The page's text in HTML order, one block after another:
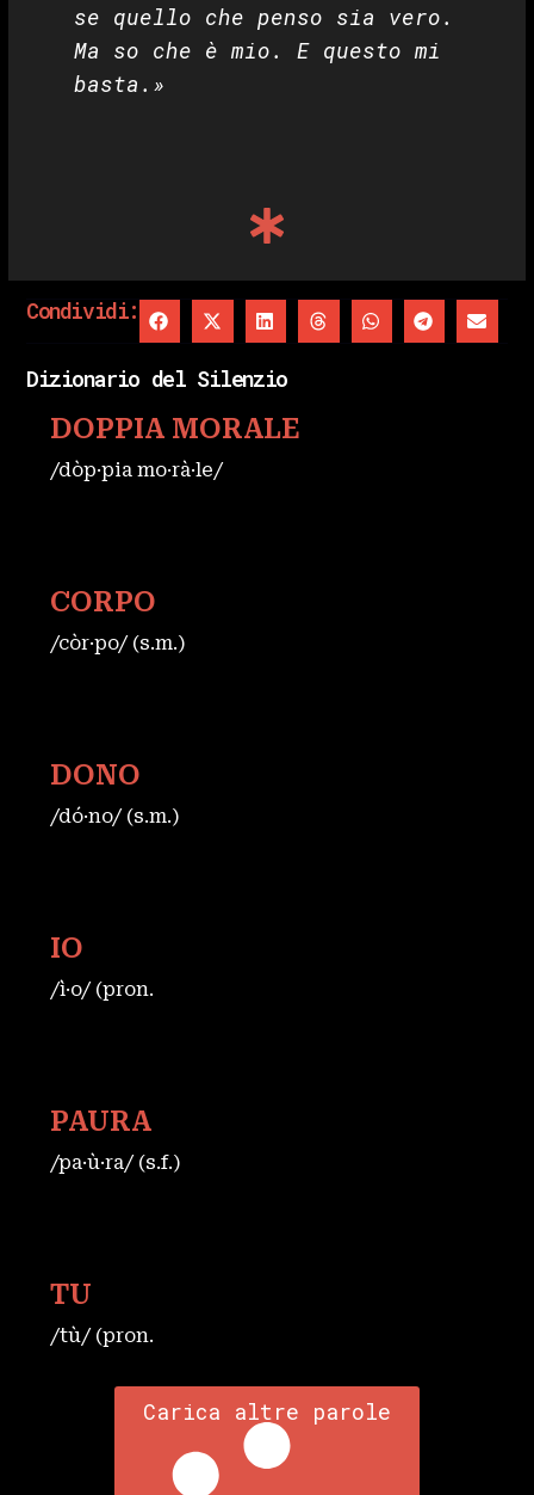
se quello che penso sia vero.
Ma so che è mio. E questo mi
basta.»
Condividi:
Dizionario del Silenzio
DOPPIA MORALE
/dòp·pia mo·rà·le/
CORPO
/còr·po/ (s.m.)
DONO
/dó·no/ (s.m.)
IO
/ì·o/ (pron.
PAURA
/pa·ù·ra/ (s.f.)
TU
/tù/ (pron.
Carica altre parole